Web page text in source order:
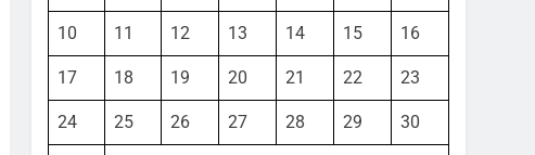
10 11 12 13 14 15 16
17 18 19 20 21 22 23
24 25 26 27 28 29 30